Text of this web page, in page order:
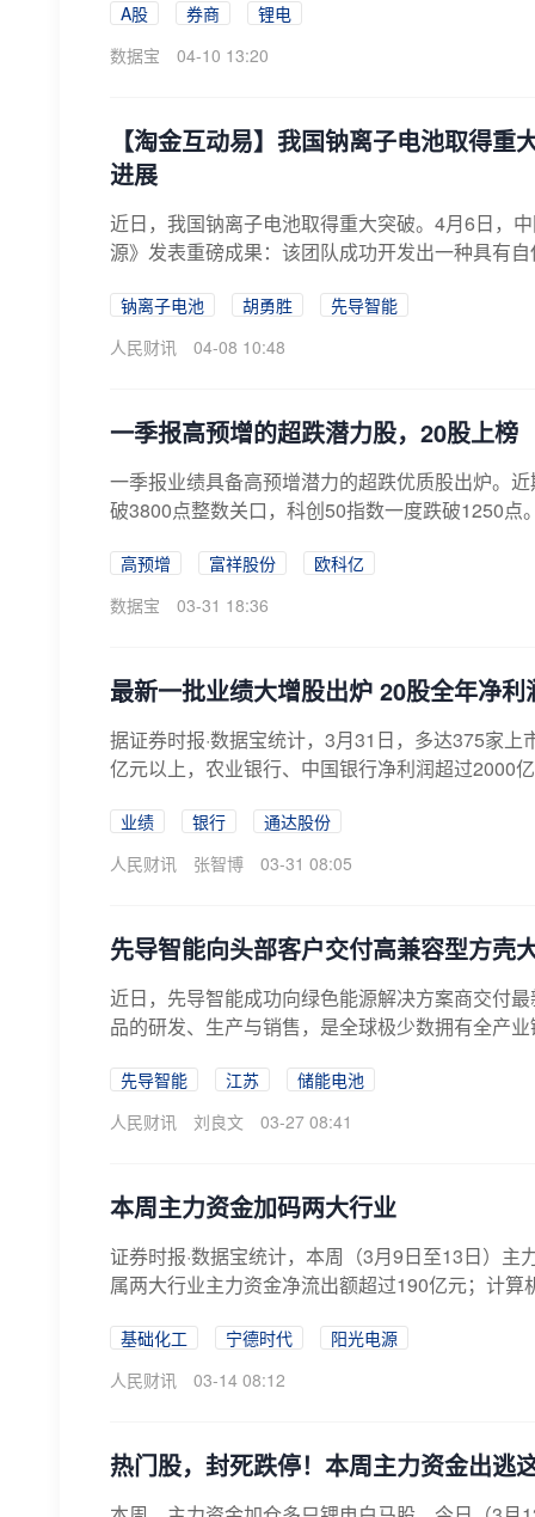
A股 券商
锂电
数据宝
04-10 13:20
【淘金互动易】我国钠离子电池取得
进展
近日，我国钠离子电池取得重大突破。4月6日，
源》发表重磅成果：该团队成功开发出一种具有
钠离子电池 胡勇胜
先导智能
人民财讯
04-08 10:48
一季报高预增的超跌潜力股，20股上榜
一季报业绩具备高预增潜力的超跌优质股出炉。
破3800点整数关口，科创50指数一度跌破1250点
高预增 富祥股份
欧科亿
数据宝
03-31 18:36
最新一批业绩大增股出炉 20股全年净
据证券时报·数据宝统计，3月31日，多达375家
亿元以上，农业银行、中国银行净利润超过2000
业绩 银行
通达股份
人民财讯
张智博 03-31 08:05
先导智能向头部客户交付高兼容型方壳
近日，先导智能成功向绿色能源解决方案商交付
品的研发、生产与销售，是全球极少数拥有全产
先导智能 江苏
储能电池
人民财讯
刘良文 03-27 08:41
本周主力资金加码两大行业
证券时报·数据宝统计，本周（3月9日至13日）
属两大行业主力资金净流出额超过190亿元；计
基础化工 宁德时代
阳光电源
人民财讯
03-14 08:12
热门股，封死跌停！本周主力资金出逃